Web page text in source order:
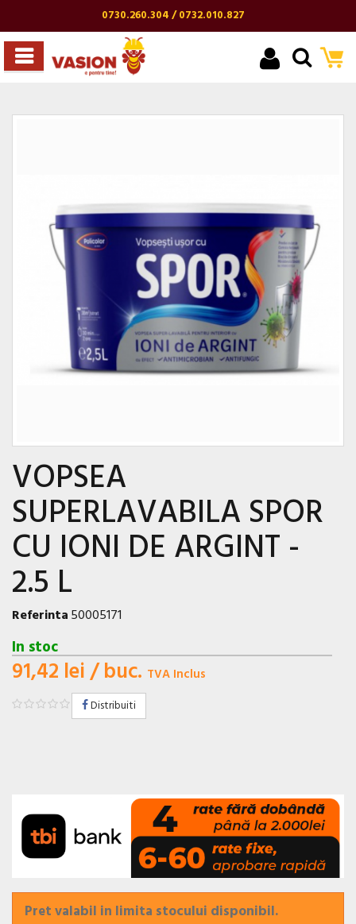
0730.260.304 / 0732.010.827
VOPSEA
SUPERLAVABILA SPOR
CU IONI DE ARGINT -
2.5 L
Referinta50005171
In stoc
91,42 lei/ buc. TVA Inclus
Distribuiti
Pret valabil in limita stocului disponibil.